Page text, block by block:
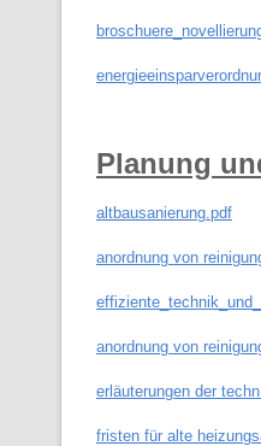
Planung
altbausanierung.pdf
anordnung von
anordnung von
erläuterungen der
fristen für alte